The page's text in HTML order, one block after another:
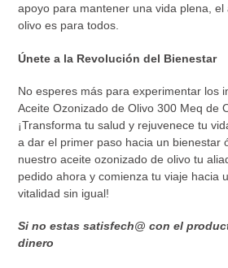
apoyo para mantener una vida plena, el
olivo es para todos.
Únete a la Revolución del Bienestar
No esperes más para experimentar los
Aceite Ozonizado de Olivo 300 Meq de
¡Transforma tu salud y rejuvenece tu
a dar el primer paso hacia un bienestar
nuestro aceite ozonizado de olivo tu
pedido ahora y comienza tu viaje hacia
vitalidad sin igual!
Si no estas satisfech@ con el
dinero